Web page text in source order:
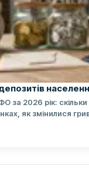
за 2026 рік: скільки
як змінилися